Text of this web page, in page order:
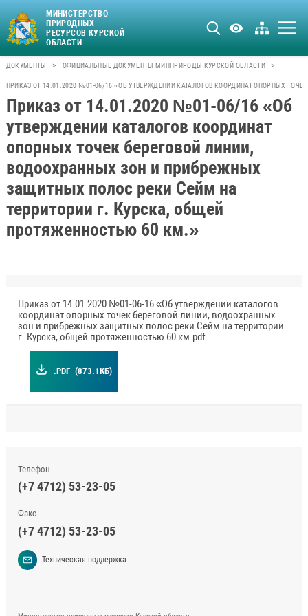
МИНИСТЕРСТВО
ПРИРОДНЫХ
РЕСУРСОВ КУРСКОЙ
ОБЛАСТИ
ДОКУМЕНТЫ > ОФИЦИАЛЬНЫЕ ДОКУМЕНТЫ МИНПРИРОДЫ КУРСКОЙ ОБЛАСТИ >
ПРИКАЗ ОТ 14.01.2020 №01-06/16 «ОБ УТВЕРЖДЕНИИ КАТАЛОГОВ КООРДИНАТ ОПОРНЫХ
Приказ от 14.01.2020 №01-06/16 «Об
утверждении каталогов координат
опорных точек береговой линии,
водоохранных зон и прибрежных
защитных полос реки Сейм на
территории г. Курска, общей
протяженностью 60 км.»
Приказ от 14.01.2020 №01-06-16 «Об утверждении каталогов
координат опорных точек береговой линии, водоохранных
зон и прибрежных защитных полос реки Сейм на территории
г. Курска, общей протяженностью 60 км.pdf
.PDF (873.1КБ)
Телефон
(+7 4712) 53-23-05
Факс
(+7 4712) 53-23-05
Техническая поддержка